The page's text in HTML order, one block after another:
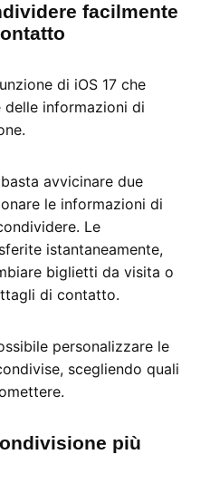
facilmente
di iOS 17 che
informazioni di
avvicinare due
le informazioni di
Le
istantaneamente,
biglietti da visita o
di contatto.
personalizzare le
scegliendo quali
più